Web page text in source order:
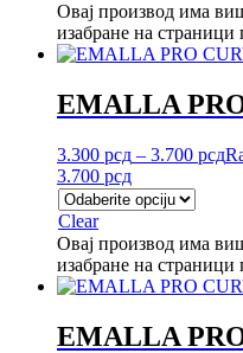
Овај производ има
изабране на страници
EMALLA
3.300 рсд – 3.700 рсд
3.700 рсд
Clear
Овај производ има
изабране на страници
EMALLA